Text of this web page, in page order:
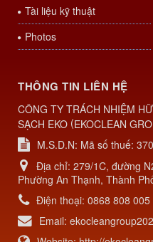
Tài liệu kỹ thuật
Photos
THÔNG TIN LIÊN HỆ
CÔNG TY TRÁCH NHIỆM
SẠCH EKO (EKOCLEAN
M.S.D.N: Mã số thuế:
Địa chỉ: 279/1C, đường
Phường An Thạnh, Thành
Điện thoại: 0868 808 005
Email: